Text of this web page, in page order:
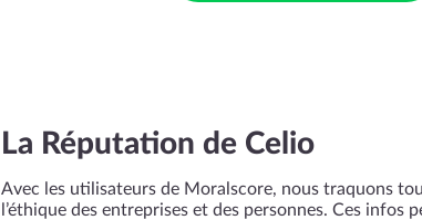
La Réputation de Celio
Avec les utilisateurs de Moralscore, nous traquons
l’éthique des entreprises et des personnes. Ces infos